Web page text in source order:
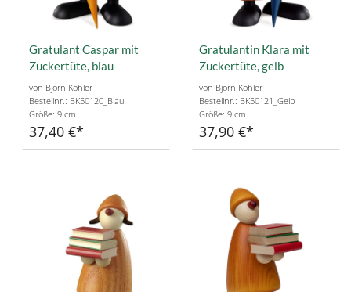
Gratulant Caspar mit
Zuckertüte, blau
von Björn Köhler
Bestellnr.: BK50120_Blau
Größe: 9 cm
37,40 €
Gratulantin Klara mit
Zuckertüte, gelb
von Björn Köhler
Bestellnr.: BK50121_Gelb
Größe: 9 cm
37,90 €